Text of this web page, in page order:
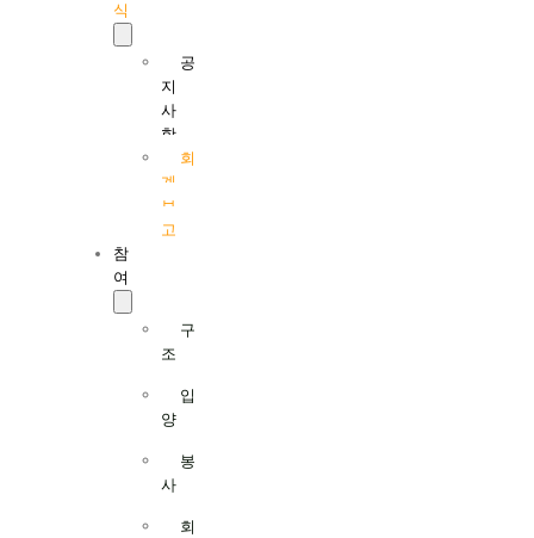
식
공
지
사
항
회
계
보
고
참
여
구
조
입
양
봉
사
회